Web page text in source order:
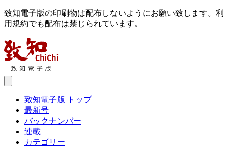
致知電子版の印刷物は配布しないようにお願い致します。利
用規約でも配布は禁じられています。
致知電子版 トップ
最新号
バックナンバー
連載
カテゴリー